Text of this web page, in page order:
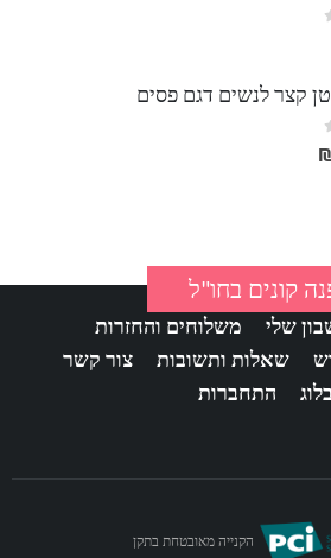
קצר לנשים דגם פסים
קונים בחו"ל
שלי
משלוחים והחזרות
שאלות ותשובות
צור קשר
בלוג
התחברות
הקנייה מאובטחת בתקן